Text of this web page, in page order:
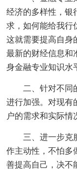
经济的多样性，银
求，如何能给我行
这就需要提高自身
最新的财经信息和
身金融专业知识水
二、针对不同
进行加强。对现有
户的需求和实际情
三、进一步克
作主动性，不怕多
善提高自己，决不